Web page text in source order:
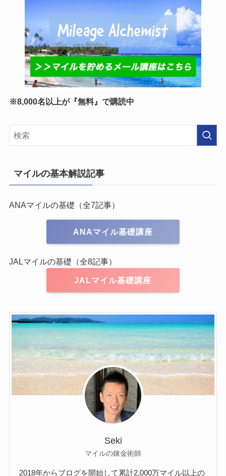
※8,000名以上が『無料』で購読中
マイルの基本解説記事
ANAマイルの基礎（全7記事）
ANAマイル基礎講座
JALマイルの基礎（全8記事）
JALマイル基礎講座
Seki
マイルの錬金術師
2018年からブログを開始して累計2,000万マイル以上の